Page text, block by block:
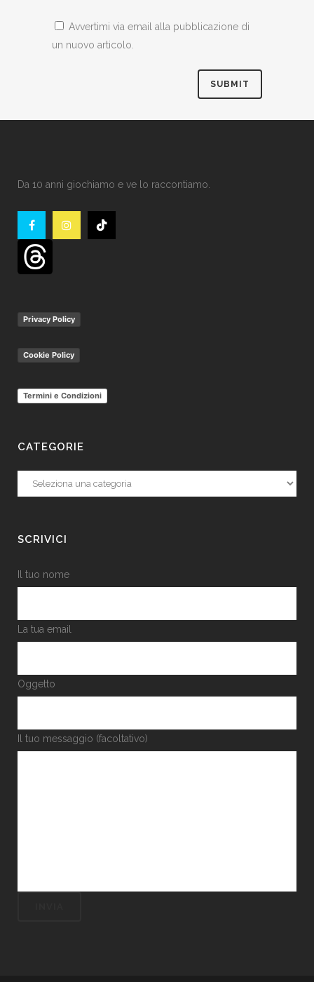
Avvertimi via email alla pubblicazione di
un nuovo articolo.
Da 10 anni giochiamo e ve lo raccontiamo.
Privacy Policy
Cookie Policy
Termini e Condizioni
CATEGORIE
Categorie
SCRIVICI
Il tuo nome
La tua email
Oggetto
Il tuo messaggio (facoltativo)